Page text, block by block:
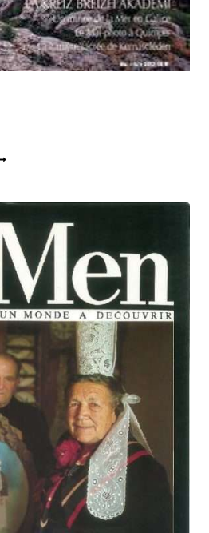
a
plusieurs
variations.
Les
options
peuvent
choisies
sur
la
du
produit